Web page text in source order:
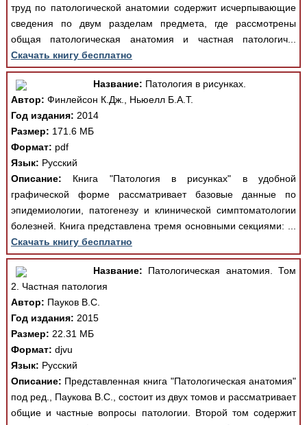
труд по патологической анатомии содержит исчерпывающие
сведения по двум разделам предмета, где рассмотрены
общая патологическая анатомия и частная патологич...
Скачать книгу бесплатно
Название: Патология в рисунках.
Автор: Финлейсон К.Дж., Ньюелл Б.А.Т.
Год издания: 2014
Размер: 171.6 МБ
Формат: pdf
Язык: Русский
Описание: Книга "Патология в рисунках" в удобной
графической форме рассматривает базовые данные по
эпидемиологии, патогенезу и клинической симптоматологии
болезней. Книга представлена тремя основными секциями: ...
Скачать книгу бесплатно
Название: Патологическая анатомия. Том
2. Частная патология
Автор: Пауков В.С.
Год издания: 2015
Размер: 22.31 МБ
Формат: djvu
Язык: Русский
Описание: Представленная книга "Патологическая анатомия"
под ред., Паукова В.С., состоит из двух томов и рассматривает
общие и частные вопросы патологии. Второй том содержит